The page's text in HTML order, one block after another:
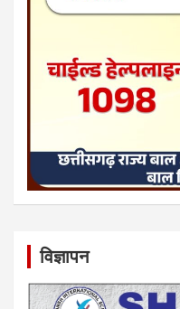
विज्ञापन